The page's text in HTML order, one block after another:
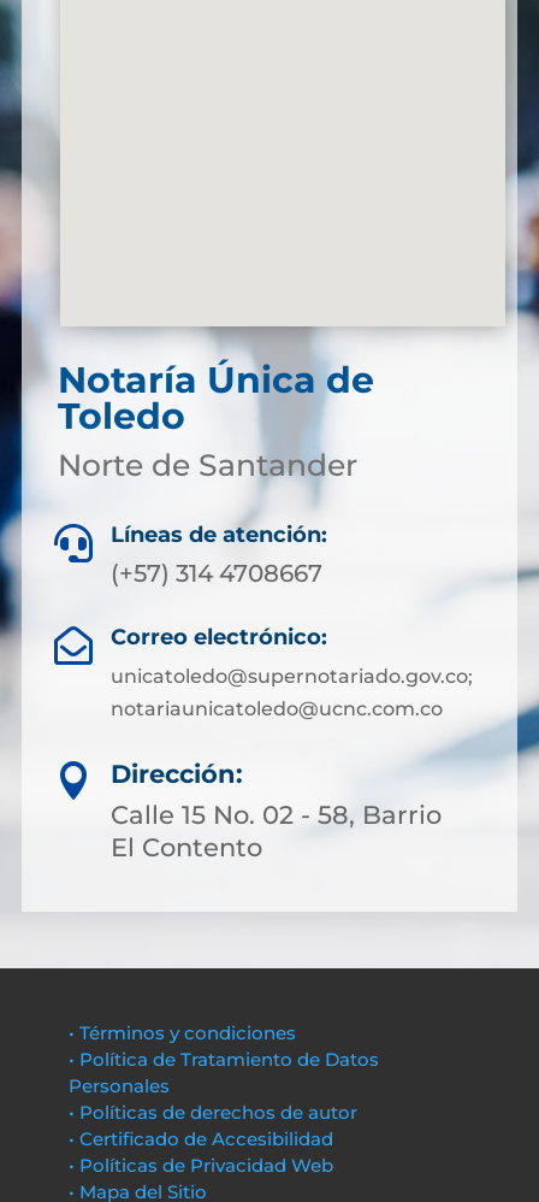
Notaría Única de
Toledo
Norte de Santander
 Líneas de atención:
(+57) 314 4708667
 Correo electrónico:
unicatoledo@supernotariado.gov.co;
notariaunicatoledo@ucnc.com.co

Dirección:
Calle 15 No. 02 - 58, Barrio
El Contento
• Términos y condiciones
• Política de Tratamiento de Datos
Personales
• Políticas de derechos de autor
• Certificado de Accesibilidad
• Políticas de Privacidad Web
• Mapa del Sitio